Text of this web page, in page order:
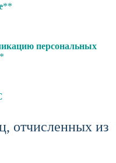
**
персональных
отчисленных из